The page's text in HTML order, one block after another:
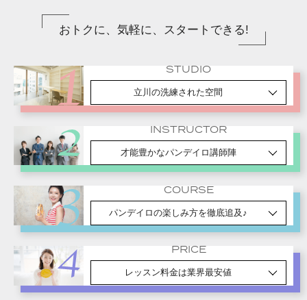
おトクに、気軽に、スタートできる!
STUDIO
立川の洗練された空間
INSTRUCTOR
才能豊かなパンデイロ講師陣
COURSE
パンデイロの楽しみ方を徹底追及♪
PRICE
レッスン料金は業界最安値